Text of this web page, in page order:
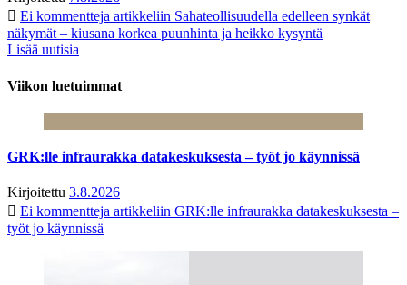
Ei kommentteja artikkeliin Sahateollisuudella edelleen synkät
näkymät – kiusana korkea puunhinta ja heikko kysyntä
Lisää uutisia
Viikon luetuimmat
GRK:lle infraurakka datakeskuksesta – työt jo käynnissä
Kirjoitettu 3.8.2026
Ei kommentteja artikkeliin GRK:lle infraurakka datakeskuksesta –
työt jo käynnissä